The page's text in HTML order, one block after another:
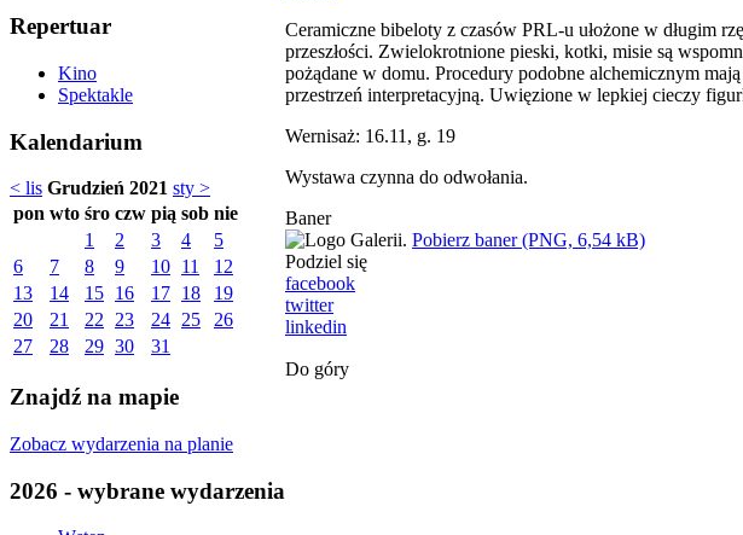
Repertuar
Kino
Spektakle
Kalendarium
< lis Grudzień 2021 sty >
pon wto śro czw pią sob nie
1
2 3 4
5
6
7 8 9 10 11
12
13
14 15 16 17 18
19
20
21 22 23 24 25
26
27
28 29 30 31
Znajdź na mapie
Zobacz wydarzenia na planie
2026 - wybrane wydarzenia
Ceramiczne bibeloty z czasów PRL-u ułożone w długim
przeszłości. Zwielokrotnione pieski, kotki, misie są
pożądane w domu. Procedury podobne alchemicznym
przestrzeń interpretacyjną. Uwięzione w lepkiej cieczy
Wernisaż: 16.11, g. 19
Wystawa czynna do odwołania.
Baner
Pobierz baner (PNG, 6,54 kB)
Podziel się
facebook
twitter
linkedin
Do góry